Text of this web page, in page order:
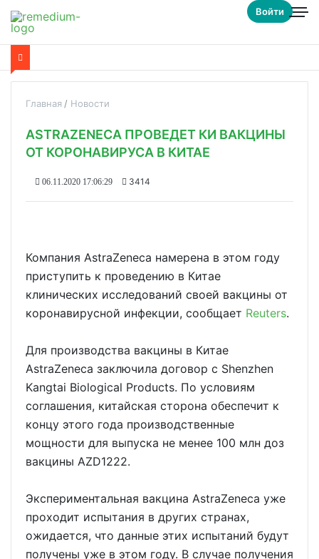
Войти
Главная Новости
ASTRAZENECA ПРОВЕДЕТ КИ ВАКЦИНЫ
ОТ КОРОНАВИРУСА В КИТАЕ
06.11.2020 17:06:29 3414
Компания AstraZeneca намерена в этом году
приступить к проведению в Китае
клинических исследований своей вакцины от
коронавирусной инфекции, сообщает Reuters.
Для производства вакцины в Китае
AstraZeneca заключила договор с Shenzhen
Kangtai Biological Products. По условиям
соглашения, китайская сторона обеспечит к
концу этого года производственные
мощности для выпуска не менее 100 млн доз
вакцины AZD1222.
Экспериментальная вакцина AstraZeneca уже
проходит испытания в других странах,
ожидается, что данные этих испытаний будут
получены уже в этом году. В случае получения